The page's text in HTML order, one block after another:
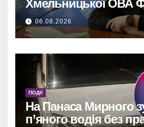
Хмельницької ОВА
майже 5 мільйонів
внесено.
06.08.2026
ПОДІЇ
На Панаса Мирного
п’яного водія без